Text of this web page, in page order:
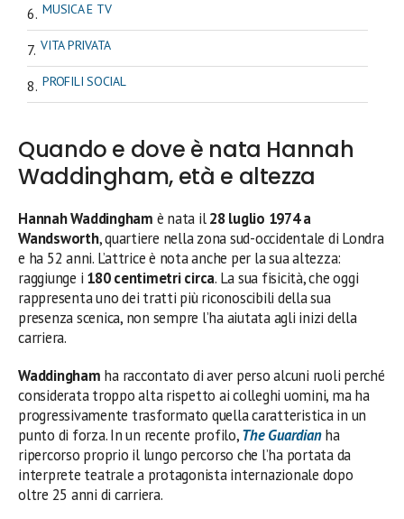
MUSICA E TV
VITA PRIVATA
PROFILI SOCIAL
Quando e dove è nata Hannah
Waddingham, età e altezza
Hannah Waddingham è nata il28 luglio 1974 a
Wandsworth, quartiere nella zona sud-occidentale di Londra
e ha 52 anni. L’attrice è nota anche per la sua altezza:
raggiunge i 180 centimetri circa. La sua fisicità, che oggi
rappresenta uno dei tratti più riconoscibili della sua
presenza scenica, non sempre l’ha aiutata agli inizi della
carriera.
Waddingham ha raccontato di aver perso alcuni ruoli perché
considerata troppo alta rispetto ai colleghi uomini, ma ha
progressivamente trasformato quella caratteristica in un
punto di forza. In un recente profilo,The Guardianha
ripercorso proprio il lungo percorso che l’ha portata da
interprete teatrale a protagonista internazionale dopo
oltre 25 anni di carriera.